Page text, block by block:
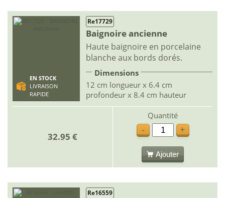
EN STOCK
LIVRAISON
RAPIDE
Re17729
Baignoire ancienne
Haute baignoire en porcelaine
blanche aux bords dorés.
Dimensions
12 cm longueur x 6.4 cm
profondeur x 8.4 cm hauteur
32.95 €
Quantité
-
+
Ajouter
Re16559